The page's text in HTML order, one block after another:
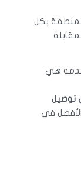
بكل
هي
في